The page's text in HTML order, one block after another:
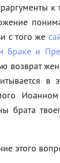
с того же
Браке и
возврат
в
брата
этого